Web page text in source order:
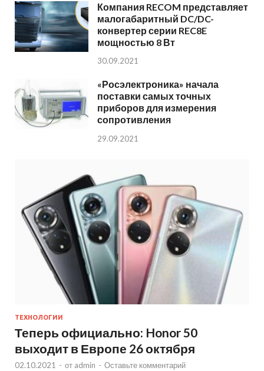
Компания RECOM представляет
малогабаритный DC/DC-
конвертер серии REC8E
мощностью 8 Вт
30.09.2021
«Росэлектроника» начала
поставки самых точных
приборов для измерения
сопротивления
29.09.2021
ТЕХНОЛОГИИ
Теперь официально: Honor 50
выходит в Европе 26 октября
02.10.2021 - от admin - Оставьте комментарий